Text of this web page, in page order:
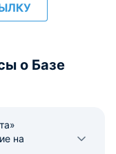
о Базе
на